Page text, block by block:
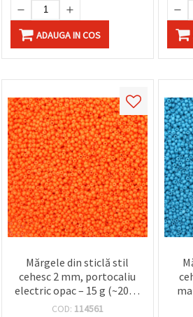
ADAUGA IN COS
Mărgele din sticlă stil
cehesc 2 mm, portocaliu
electric opac – 15 g (~2050
buc.)
COD: 114561